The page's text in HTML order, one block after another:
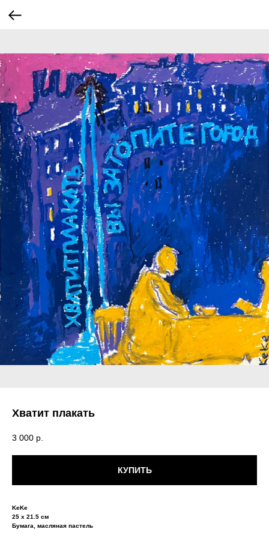
Хватит плакать
3 000 р.
КУПИТЬ
KeKe
25 х 21.5 см
Бумага, масляная пастель